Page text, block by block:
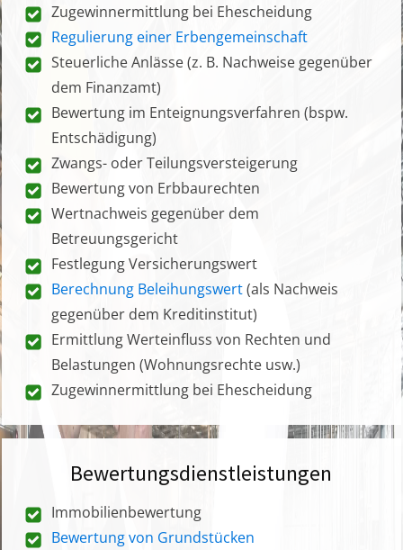
Zugewinnermittlung bei Ehescheidung
Regulierung einer Erbengemeinschaft
Steuerliche Anlässe (z. B. Nachweise gegenüber
dem Finanzamt)
Bewertung im Enteignungsverfahren (bspw.
Entschädigung)
Zwangs- oder Teilungsversteigerung
Bewertung von Erbbaurechten
Wertnachweis gegenüber dem
Betreuungsgericht
Festlegung Versicherungswert
Berechnung Beleihungswert(als Nachweis
gegenüber dem Kreditinstitut)
Ermittlung Werteinfluss von Rechten und
Belastungen (Wohnungsrechte usw.)
Zugewinnermittlung bei Ehescheidung
Bewertungsdienstleistungen
Immobilienbewertung
Bewertung von Grundstücken